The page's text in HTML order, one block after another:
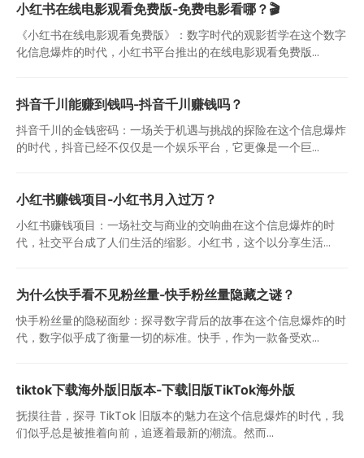
小红书在线电影观看免费版-免费电影看哪？🎬
《小红书在线电影观看免费版》：数字时代的观影哲学在这个数字
化信息爆炸的时代，小红书平台推出的在线电影观看免费版...
抖音千川能赚到钱吗-抖音千川赚钱吗？
抖音千川的金钱密码：一场关于机遇与挑战的探险在这个信息爆炸
的时代，抖音已经不仅仅是一个娱乐平台，它更像是一个巨...
小红书赚钱项目-小红书月入过万？
小红书赚钱项目：一场社交与商业的交响曲在这个信息爆炸的时
代，社交平台成了人们生活的缩影。小红书，这个以分享生活...
为什么快手看不见粉丝量-快手粉丝量隐藏之谜？
快手粉丝量的隐秘面纱：探寻数字背后的故事在这个信息爆炸的时
代，数字似乎成了衡量一切的标准。快手，作为一款备受欢...
tiktok下载海外版旧版本-下载旧版TikTok海外版
抚摸往昔，探寻 TikTok 旧版本的魅力在这个信息爆炸的时代，我
们似乎总是被推着向前，追逐着最新的潮流。然而...